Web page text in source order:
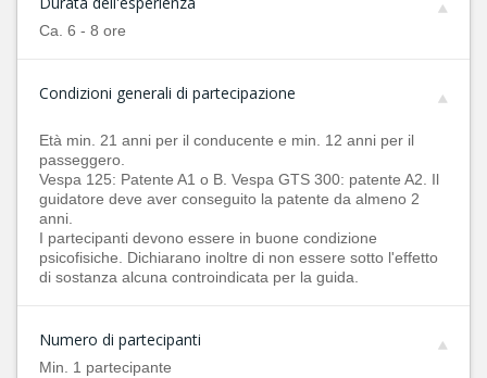
Ca. 6 - 8 ore
Condizioni generali di partecipazione
Età min. 21 anni per il conducente e min. 12 anni per il
passeggero.
Vespa 125: Patente A1 o B. Vespa GTS 300: patente A2. Il
guidatore deve aver conseguito la patente da almeno 2
anni.
I partecipanti devono essere in buone condizione
psicofisiche. Dichiarano inoltre di non essere sotto l'effetto
di sostanza alcuna controindicata per la guida.
Numero di partecipanti
Min. 1 partecipante